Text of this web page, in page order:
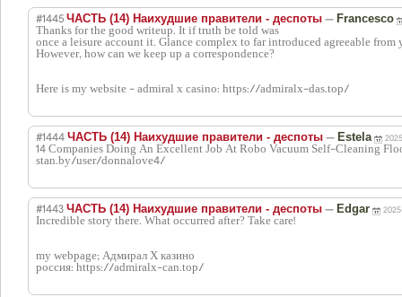
#1445 ЧАСТЬ (14) Наихудшие правители - деспоты — Francesco
Thanks for the good writeup. It if truth be told was
once a leisure account it. Glance complex to far introduced agreeable from
However, how can we keep up a correspondence?
Here is my website - admiral x casino: https://admiralx-das.top/
#1444 ЧАСТЬ (14) Наихудшие правители - деспоты — Estela
14 Companies Doing An Excellent Job At Robo Vacuum Self-Cleaning
stan.by/user/donnalove4/
#1443 ЧАСТЬ (14) Наихудшие правители - деспоты — Edgar
Incredible story there. What occurred after? Take care!
my webpage; Адмирал Х казино
россия: https://admiralx-can.top/